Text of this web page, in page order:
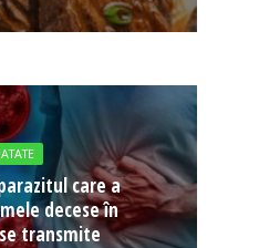
care a
decese în
se transmite